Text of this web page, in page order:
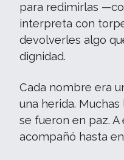
para redimirlas
interpreta con
devolverles algo
dignidad.
Cada nombre era
una herida.
se fueron en paz. A
acompañó hasta